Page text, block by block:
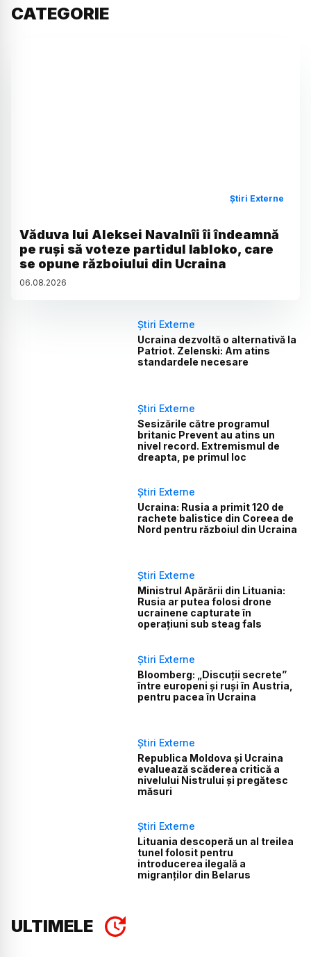
CATEGORIE
Știri Externe
Văduva lui Aleksei Navalnîi îi îndeamnă
pe ruși să voteze partidul Iabloko, care
se opune războiului din Ucraina
06.08.2026
Știri Externe
Ucraina dezvoltă o alternativă la
Patriot. Zelenski: Am atins
standardele necesare
Știri Externe
Sesizările către programul
britanic Prevent au atins un
nivel record. Extremismul de
dreapta, pe primul loc
Știri Externe
Ucraina: Rusia a primit 120 de
rachete balistice din Coreea de
Nord pentru războiul din Ucraina
Știri Externe
Ministrul Apărării din Lituania:
Rusia ar putea folosi drone
ucrainene capturate în
operațiuni sub steag fals
Știri Externe
Bloomberg: „Discuții secrete”
între europeni și ruși în Austria,
pentru pacea în Ucraina
Știri Externe
Republica Moldova și Ucraina
evaluează scăderea critică a
nivelului Nistrului și pregătesc
măsuri
Știri Externe
Lituania descoperă un al treilea
tunel folosit pentru
introducerea ilegală a
migranților din Belarus
ULTIMELE